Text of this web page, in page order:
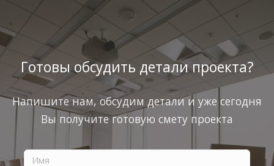
Готовы обсудить детали проекта?
Напишите нам, обсудим детали и уже сегодня
Вы получите готовую смету проекта